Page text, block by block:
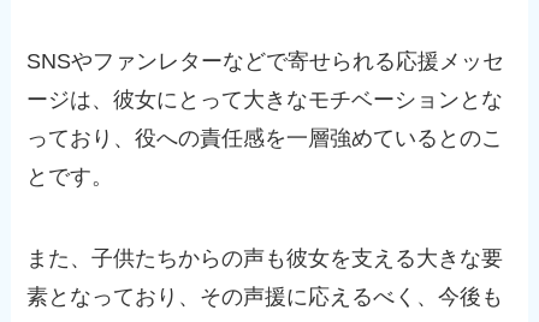
SNSやファンレターなどで寄せられる応援メッセ
ージは、彼女にとって大きなモチベーションとな
っており、役への責任感を一層強めているとのこ
とです。
また、子供たちからの声も彼女を支える大きな要
素となっており、その声援に応えるべく、今後も